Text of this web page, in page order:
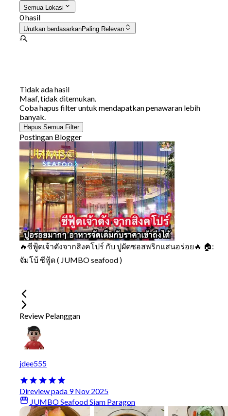
Semua Lokasi
0 hasil
Urutkan berdasarkanPaling Relevan
Tidak ada hasil
Maaf, tidak ditemukan.
Coba hapus filter untuk mendapatkan penawaran lebih
banyak.
Hapus Semua Filter
Postingan Blogger
🔥ซีฟู้ดเจ้าดังจากสิงคโปร์ กับ ปูผัดซอสพริกแสนอร่อย🔥 🏠:
จัมโบ้ ซีฟู้ด ( JUMBO seafood )
Review Pelanggan
jdee555
Direview pada 9 Nov 2025
JUMBO Seafood Siam Paragon